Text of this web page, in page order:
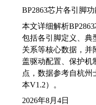
BP2863芯片各引脚
本文详细解析
包括各引脚定义、典
关系等核心数据，并
盖驱动配置、保护机
点，数据参考自杭州
本V1.2）。
2026年8月4日